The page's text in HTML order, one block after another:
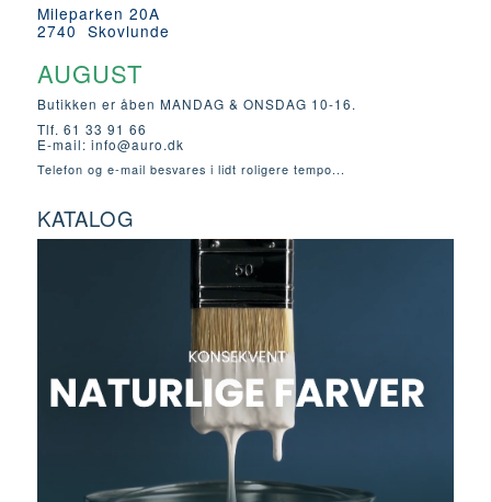
Mileparken 20A
2740 Skovlunde
AUGUST
Butikken er åben MANDAG & ONSDAG 10-16.
Tlf. 61 33 91 66
E-mail: info@auro.dk
Telefon og e-mail besvares i lidt roligere tempo...
KATALOG